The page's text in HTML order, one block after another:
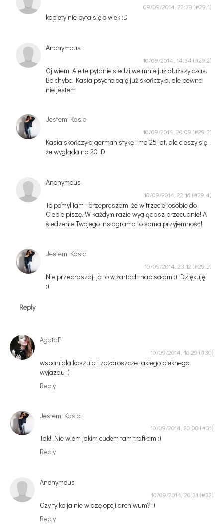
09/09/2014, 22:38
kobiety nie pyta się o wiek :D
Anonymous
10/09/2014, 14:34
Oj wiem. Ale te pytanie siedzi we mnie już dłuższy czas.
Bo chyba Kasia psychologię już skończyła, ale pewna
nie jestem
Jestem Kasia
10/09/2014, 20:09
Kasia skończyła germanistykę i ma 25 lat, ale cieszy się,
że wygląda na 20 :D
Anonymous
10/09/2014, 22:16
To pomyliłam i przepraszam, że w trzeciej osobie do
Ciebie piszę. W każdym razie wyglądasz przecudnie! A
śledzenie Twojego instagrama to sama przyjemność!
Jestem Kasia
10/09/2014, 23:12
Nie przepraszaj, ja to w żartach napisałam :) Dziękuję!
:)
Reply
AgataP
10/09/2014, 16:29
wspaniala koszula i zazdroszcze takiego pieknego
wyjazdu ;)
Reply
Jestem Kasia
10/09/2014, 20:08
Tak! Nie wiem jakim cudem tam trafiłam :)
Reply
Anonymous
10/09/2014, 20:31
Czy tylko ja nie widzę opcji archiwum? :(
Reply